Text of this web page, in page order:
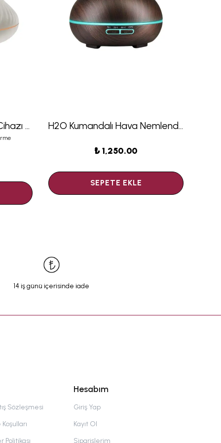
H2o Humidifier Difüzör Cihazı - 130 ML H2O Kumandalı Hava Nemlendirici Difüzör 550 ML Koyu Ahşap
₺ 1,250.00
SEPETE EKLE
14 iş günü içerisinde iade
Sözleşmesi
Politikası
Hesabım
Giriş Yap
Kayıt Ol
Siparişlerim